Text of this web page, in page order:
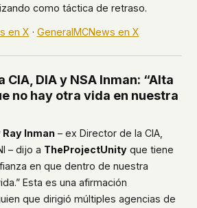
como táctica de retraso.
en X · GeneralMCNews en X
CIA, DIA y NSA Inman: “Alta
no hay otra vida en nuestra
Inman– ex Director de la CIA,
– dijo a TheProjectUnityque tiene
en que dentro de nuestra
Esta es una afirmación
que dirigió múltiples agencias de